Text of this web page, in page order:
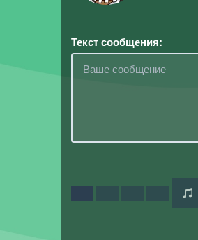
Текст сообщения: